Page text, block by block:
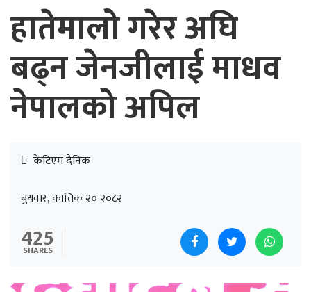
हातेमालो गरेर अघि
बढ्न जेनजीलाई माधव
नेपालको अपिल
केटिएम दैनिक
बुधवार, कात्तिक २० २०८२
425
SHARES